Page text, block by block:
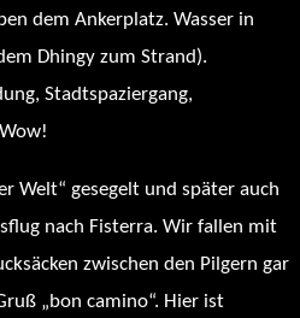
dem Ankerplatz. Wasser in
Dhingy zum Strand).
Stadtspaziergang,
Welt“ gesegelt und später auch
nach Fisterra. Wir fallen mit
zwischen den Pilgern gar
„bon camino“. Hier ist